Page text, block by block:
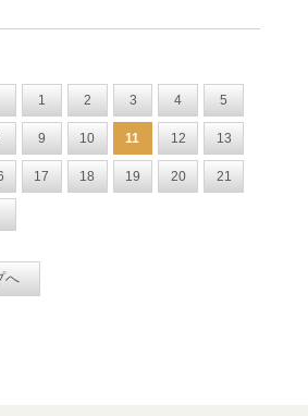
1 2 3 4 5
9 10 11 12 13
17 18 19 20 21
へ